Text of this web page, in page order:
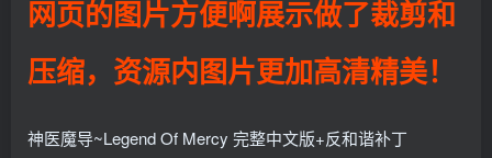
网页的图片方便啊展示做了裁剪和
压缩，资源内图片更加高清精美！
神医魔导~Legend Of Mercy 完整中文版+反和谐补丁